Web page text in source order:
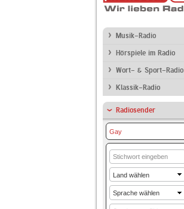
Musik-Radio
Hörspiele im Radio
Wort- & Sport-Radio
Klassik-Radio
Radiosender
Gay